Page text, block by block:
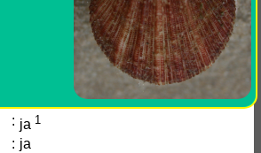
: ja 1
: ja